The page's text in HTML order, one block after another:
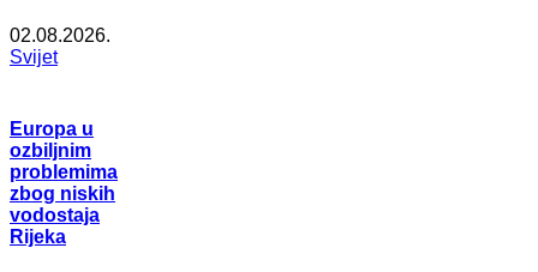
02.08.2026.
Svijet
Europa u
ozbiljnim
problemima
zbog niskih
vodostaja
Rijeka